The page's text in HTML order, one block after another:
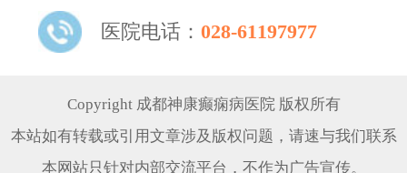
医院电话： 028-61197977
Copyright 成都神康癫痫病医院 版权所有
本站如有转载或引用文章涉及版权问题，请速与我们联系
本网站只针对内部交流平台，不作为广告宣传。